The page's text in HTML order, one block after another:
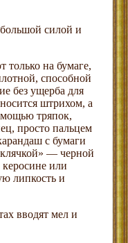
силой и
на бумаге,
способной
без ущерба для
штрихом, а
тряпок,
просто пальцем
с бумаги
— черной
или
липкость и
вводят мел и